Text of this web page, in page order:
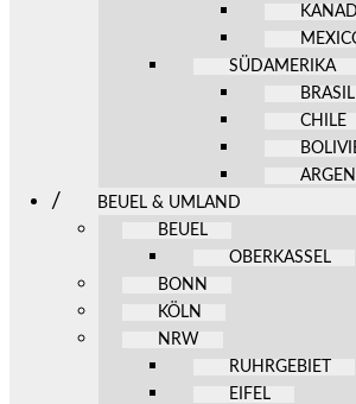
SÜDAMERIKA
CHILE
BEUEL & UMLAND
BEUEL
OBERKASSEL
BONN
KÖLN
NRW
RUHRGEBIET
EIFEL